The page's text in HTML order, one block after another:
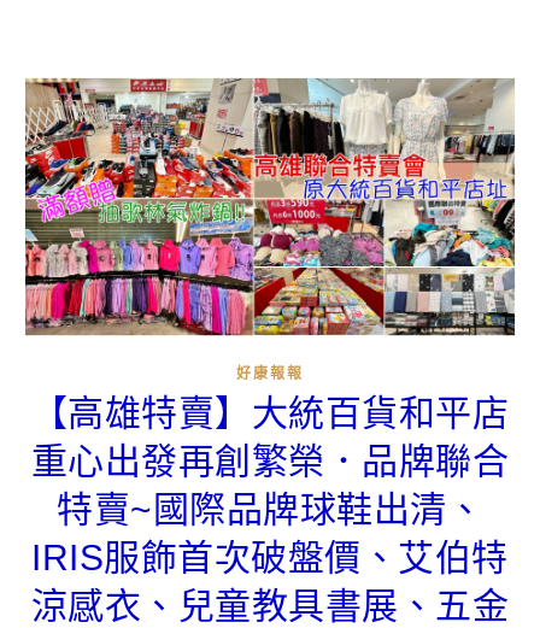
好康報報
【高雄特賣】大統百貨和平店
重心出發再創繁榮．品牌聯合
特賣~國際品牌球鞋出清、
IRIS服飾首次破盤價、艾伯特
涼感衣、兒童教具書展、五金